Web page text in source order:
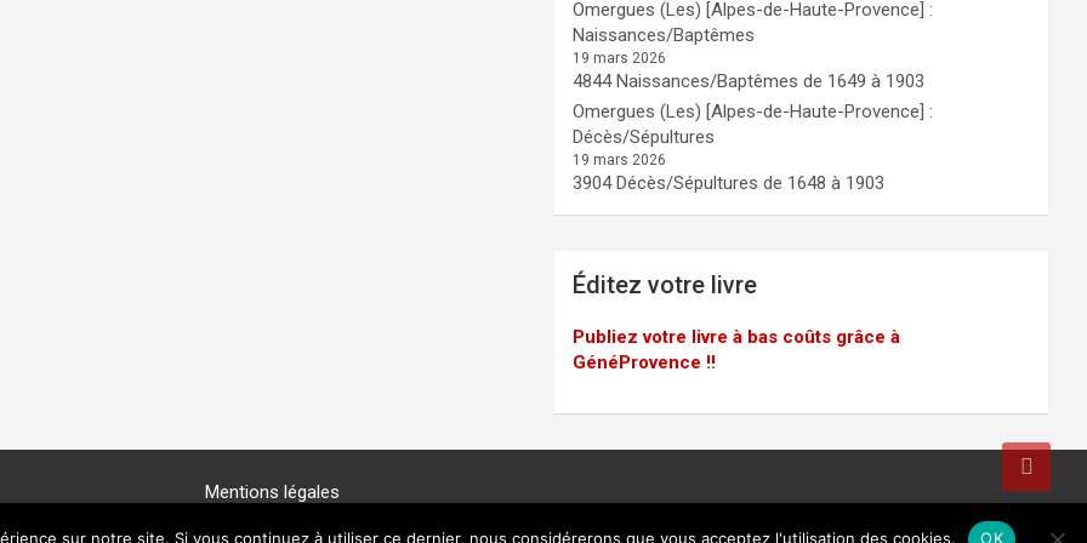
Omergues (Les) [Alpes-de-Haute-Provence] :
Naissances/Baptêmes
19 mars 2026
4844 Naissances/Baptêmes de 1649 à 1903
Omergues (Les) [Alpes-de-Haute-Provence] :
Décès/Sépultures
19 mars 2026
3904 Décès/Sépultures de 1648 à 1903
Éditez votre livre
Publiez votre livre à bas coûts grâce à
GénéProvence !!
Mentions légales
Copyright © 2025 -GénéProvence
sur notre site. Si vous continuez à utiliser ce dernier, nous considérerons que vous acceptez l'utilisation des cookies. OK